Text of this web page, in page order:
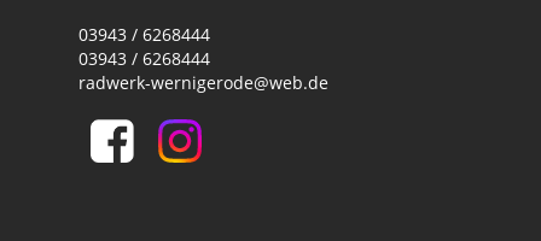
03943 / 6268444
03943 / 6268444
radwerk-wernigerode@web.de